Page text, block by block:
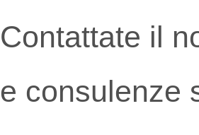
Contattate il
e consulenze